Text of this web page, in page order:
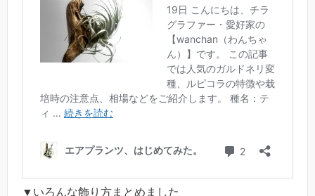
▼いろんな飾り方まとめました